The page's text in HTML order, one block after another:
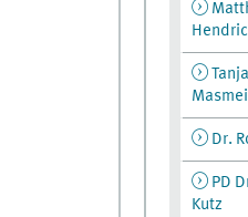
Dr.
PD
Kutz